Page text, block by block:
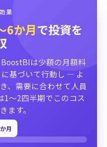
果
6か月で投資を
は少額の月額料
基づいて行動し — よ
、需要に合わせて人員
〜2四半期でこのコス
ます。
月